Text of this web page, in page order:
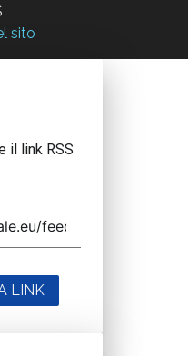
sito
il link RSS
LINK